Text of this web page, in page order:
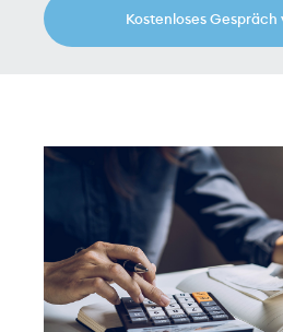
Kostenloses
Ich stimme den